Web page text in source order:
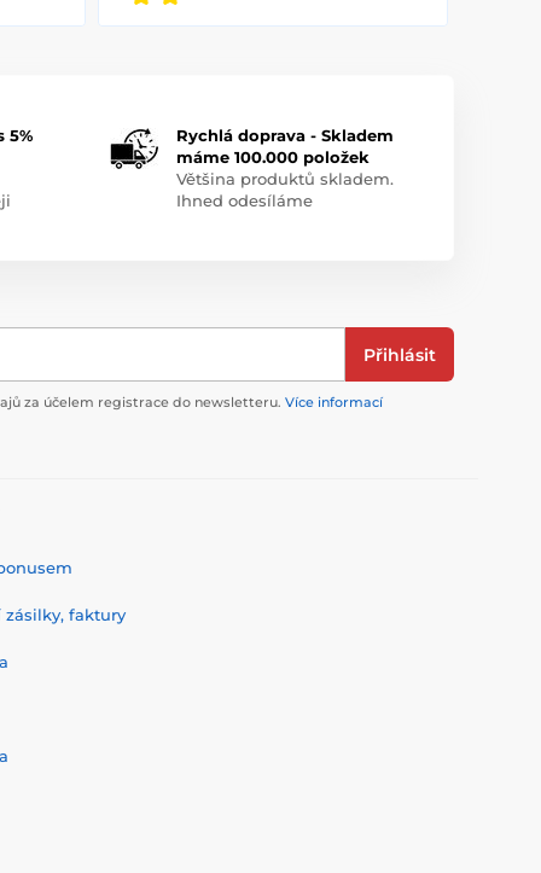
5%
Rychlá doprava - Skladem
máme 100.000 položek
Většina produktů skladem.
Ihned odesíláme
Přihlásit
za účelem registrace do newsletteru. Více informací
zásilky, faktury